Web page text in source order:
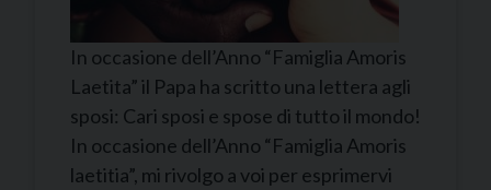
In occasione dell’Anno “Famiglia Amoris
Laetita” il Papa ha scritto una lettera agli
sposi: Cari sposi e spose di tutto il mondo!
In occasione dell’Anno “Famiglia Amoris
laetitia”, mi rivolgo a voi per esprimervi